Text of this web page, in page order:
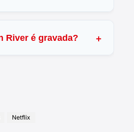
River é gravada?
Netflix